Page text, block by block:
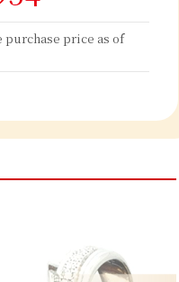
price as of